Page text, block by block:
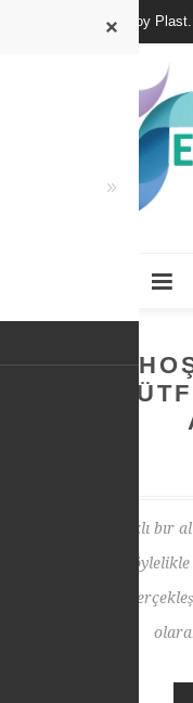
Erboy
Daha hızlı bır
açın!
hızlı